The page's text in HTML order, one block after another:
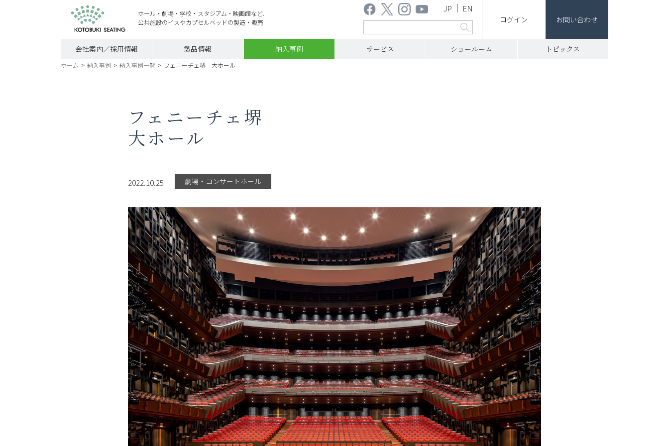
ホール・劇場・学校・スタジアム・映画館など、
公共施設のイスやカプセルベッドの製造・販売
ログイン お問い合わせ
JP EN
会社案内／採用情報 製品情報 納入事例 サービス ショールーム トピックス
ホーム > 納入事例 > 納入事例一覧 > フェニーチェ堺 大ホール
フェニーチェ堺
大ホール
2022.10.25 劇場・コンサートホール